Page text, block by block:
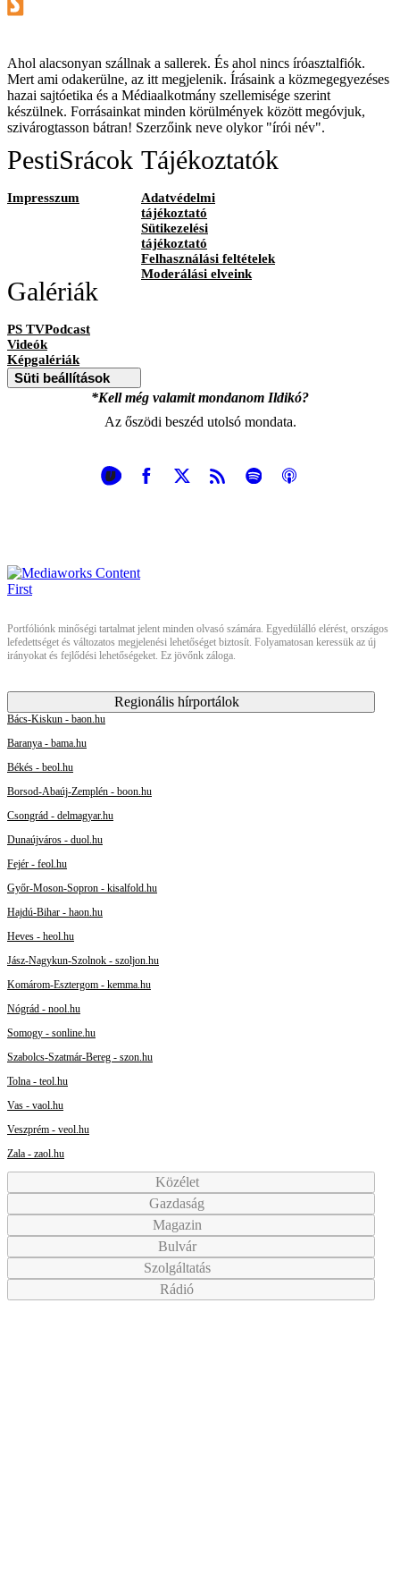
Ahol alacsonyan szállnak a sallerek. És ahol nincs íróasztalfiók.
Mert ami odakerülne, az itt megjelenik. Írásaink a közmegegyezéses
hazai sajtóetika és a Médiaalkotmány szellemisége szerint
készülnek. Forrásainkat minden körülmények között megóvjuk,
szivárogtasson bátran! Szerzőink neve olykor "írói név".
PestiSrácok
Impresszum
Tájékoztatók
Adatvédelmi
tájékoztató
Sütikezelési
tájékoztató
Felhasználási feltételek
Moderálási elveink
Galériák
PS TVPodcast
Videók
Képgalériák
Süti beállítások
*Kell még valamit mondanom Ildikó?
Az őszödi beszéd utolsó mondata.
Portfóliónk minőségi tartalmat jelent minden olvasó számára. Egyedülálló elérést, országos
lefedettséget és változatos megjelenési lehetőséget biztosít. Folyamatosan keressük az új
irányokat és fejlődési lehetőségeket. Ez jövőnk záloga.
Regionális hírportálok
Bács-Kiskun - baon.hu
Baranya - bama.hu
Békés - beol.hu
Borsod-Abaúj-Zemplén - boon.hu
Csongrád - delmagyar.hu
Dunaújváros - duol.hu
Fejér - feol.hu
Győr-Moson-Sopron - kisalfold.hu
Hajdú-Bihar - haon.hu
Heves - heol.hu
Jász-Nagykun-Szolnok - szoljon.hu
Komárom-Esztergom - kemma.hu
Nógrád - nool.hu
Somogy - sonline.hu
Szabolcs-Szatmár-Bereg - szon.hu
Tolna - teol.hu
Vas - vaol.hu
Veszprém - veol.hu
Zala - zaol.hu
Közélet
Gazdaság
Magazin
Bulvár
Szolgáltatás
Rádió